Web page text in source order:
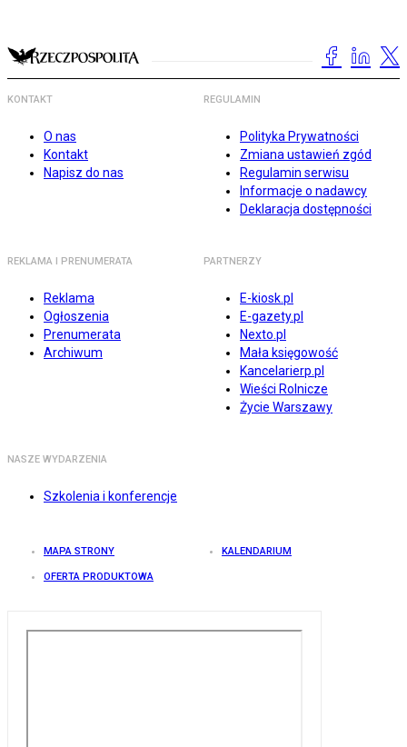
KONTAKT
O nas
Kontakt
Napisz do nas
REGULAMIN
Polityka Prywatności
Zmiana ustawień zgód
Regulamin serwisu
Informacje o nadawcy
Deklaracja dostępności
REKLAMA I PRENUMERATA
Reklama
Ogłoszenia
Prenumerata
Archiwum
PARTNERZY
E-kiosk.pl
E-gazety.pl
Nexto.pl
Mała księgowość
Kancelarierp.pl
Wieści Rolnicze
Życie Warszawy
NASZE WYDARZENIA
Szkolenia i konferencje
MAPA STRONY KALENDARIUM
OFERTA PRODUKTOWA